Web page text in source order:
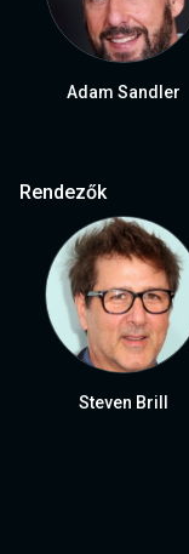
Adam Sandler
Rendezők
Steven Brill